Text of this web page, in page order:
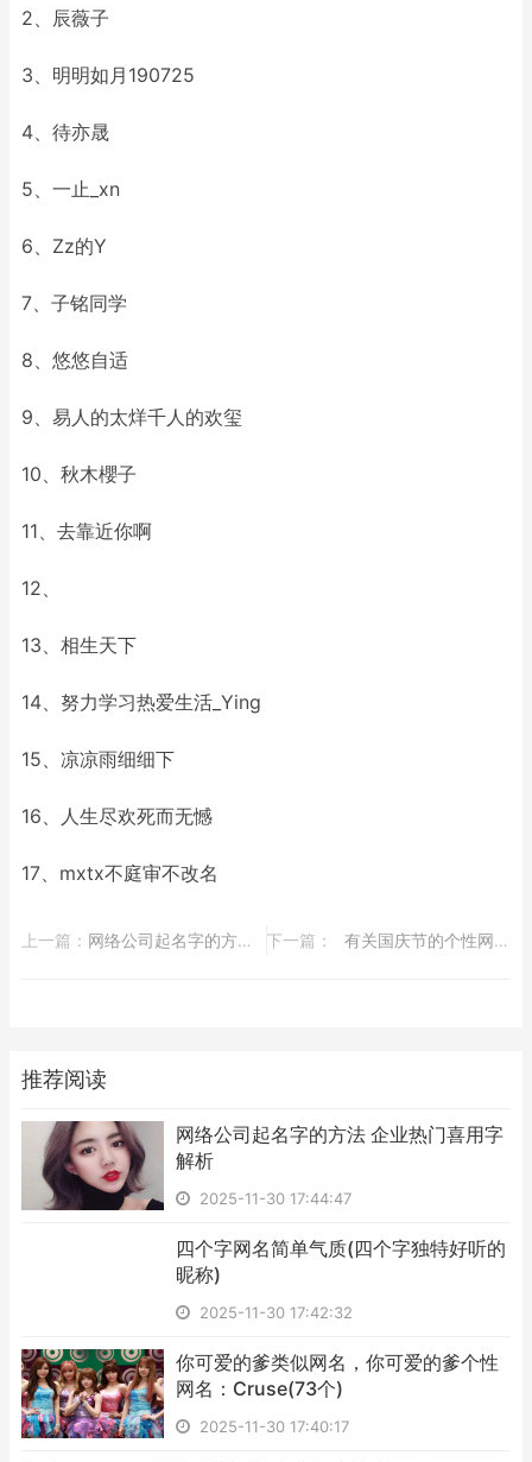
2、辰薇子
3、明明如月190725
4、待亦晟
5、一止_xn
6、Zz的Y
7、子铭同学
8、悠悠自适
9、易人的太烊千人的欢玺
10、秋木櫻子
11、去靠近你啊
12、
13、相生天下
14、努力学习热爱生活_Ying
15、凉凉雨细细下
16、人生尽欢死而无憾
17、mxtx不庭审不改名
上一篇： ​网络公司起名字的方法 企业热门喜用字解析 下一篇： ​有关国庆节的个性网名(62个)
推荐阅读
​网络公司起名字的方法 企业热门喜用字
解析
2025-11-30 17:44:47
​四个字网名简单气质(四个字独特好听的
昵称)
2025-11-30 17:42:32
​你可爱的爹类似网名，你可爱的爹个性
网名：Cruse(73个)
2025-11-30 17:40:17